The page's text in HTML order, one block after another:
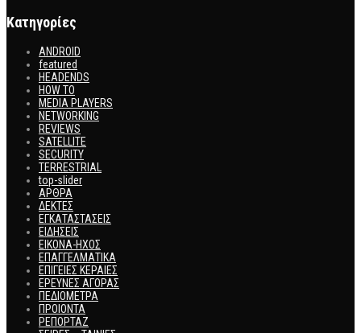
Kατηγορίες
ANDROID
featured
HEADENDS
HOW TO
MEDIA PLAYERS
NETWORKING
REVIEWS
SATELLITE
SECURITY
TERRESTRIAL
top-slider
ΑΡΘΡΑ
ΔΕΚΤΕΣ
ΕΓΚΑΤΑΣΤΑΣΕΙΣ
ΕΙΔΗΣΕΙΣ
ΕΙΚΟΝΑ-ΗΧΟΣ
ΕΠΑΓΓΕΛΜΑΤΙΚΑ
ΕΠΙΓΕΙΕΣ ΚΕΡΑΙΕΣ
ΕΡΕΥΝΕΣ ΑΓΟΡΑΣ
ΠΕΔΙΟΜΕΤΡΑ
ΠΡΟΙΟΝΤΑ
ΡΕΠΟΡΤΑΖ